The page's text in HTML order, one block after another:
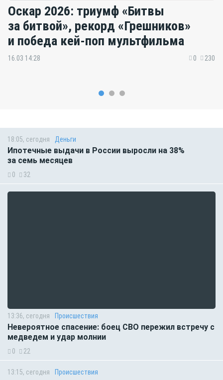
Оскар 2026: триумф «Битвы
за битвой», рекорд «Грешников»
и победа кей-поп мультфильма
16.03 14:28 0 230
18:05, сегодня Деньги
Ипотечные выдачи в России выросли на 38%
за семь месяцев
0 32
13:36, сегодня Происшествия
Невероятное спасение: боец СВО пережил встречу с
медведем и удар молнии
0 22
13:15, сегодня Происшествия